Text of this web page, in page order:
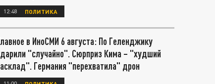
12:48 ПОЛИТИКА
в ИноСМИ 6 августа: По Геленджику
"случайно". Сюрприз Кима – "худший
Германия "перехватила" дрон